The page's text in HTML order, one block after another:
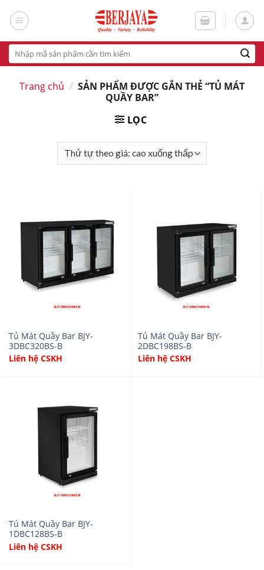
Tìm
kiếm:
Trang chủ / SẢN PHẨM ĐƯỢC GẮN THẺ “TỦ MÁT
QUẦY BAR”
LỌC
Tủ Mát Quầy Bar BJY-
3DBC320BS-B
Liên hệ CSKH
Tủ Mát Quầy Bar BJY-
2DBC198BS-B
Liên hệ CSKH
Tủ Mát Quầy Bar BJY-
1DBC128BS-B
Liên hệ CSKH